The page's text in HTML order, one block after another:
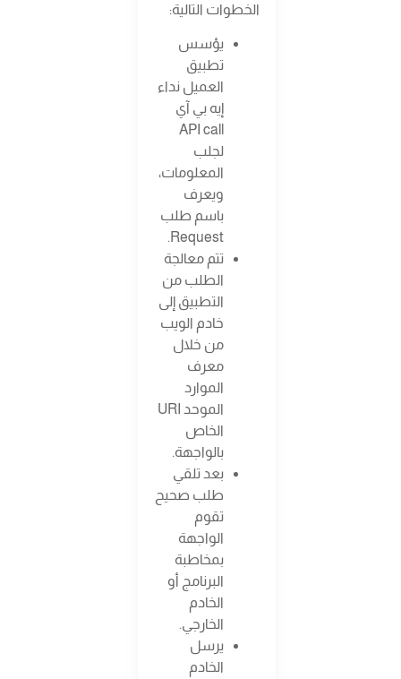
الخطوات التالية:
يؤسس
تطبيق
العميل نداء
إيه بي آي
API call
لجلب
المعلومات،
ويعرف
باسم طلب
Request.
تتم معالجة
الطلب من
التطبيق إلى
خادم الويب
من خلال
معرف
الموارد
الموحد URI
الخاص
بالواجهة.
بعد تلقي
طلب صحيح
تقوم
الواجهة
بمخاطبة
البرنامج أو
الخادم
الخارجي.
يرسل
الخادم